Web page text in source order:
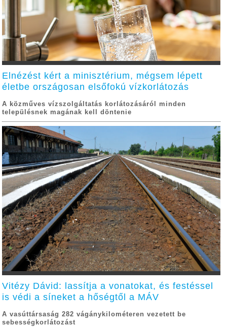
Elnézést kért a minisztérium, mégsem lépett
életbe országosan elsőfokú vízkorlátozás
A közműves vízszolgáltatás korlátozásáról minden
településnek magának kell döntenie
Vitézy Dávid: lassítja a vonatokat, és festéssel
is védi a síneket a hőségtől a MÁV
A vasúttársaság 282 vágánykilométeren vezetett be
sebességkorlátozást